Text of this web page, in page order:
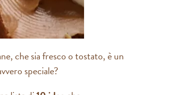
che sia fresco o tostato, è un
speciale?